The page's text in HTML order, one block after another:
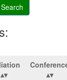
Search